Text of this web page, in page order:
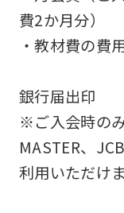
費2か月分）
・教材費の費
銀行届出印
※ご入会時の
MASTER、
利用いただけま